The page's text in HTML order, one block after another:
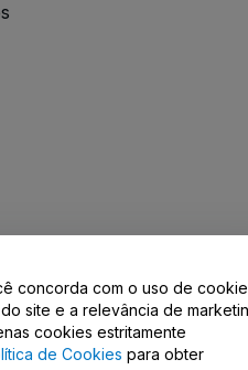
Conosco
concorda com o uso de
site e a relevância de
cookies estritamente
de Cookies para obter